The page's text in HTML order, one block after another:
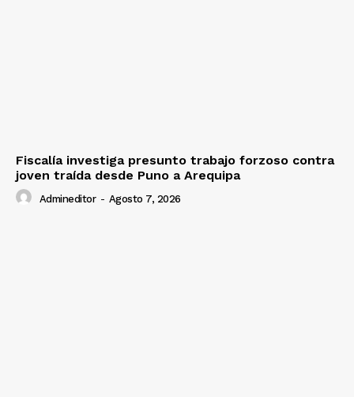
Fiscalía investiga presunto trabajo forzoso contra
joven traída desde Puno a Arequipa
Admineditor - Agosto 7, 2026